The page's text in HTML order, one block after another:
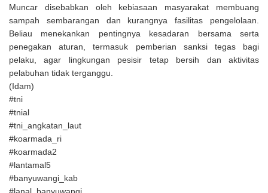
Muncar disebabkan oleh kebiasaan masyarakat membuang
sampah sembarangan dan kurangnya fasilitas pengelolaan.
Beliau menekankan pentingnya kesadaran bersama serta
penegakan aturan, termasuk pemberian sanksi tegas bagi
pelaku, agar lingkungan pesisir tetap bersih dan aktivitas
pelabuhan tidak terganggu.
(Idam)
#tni
#tnial
#tni_angkatan_laut
#koarmada_ri
#koarmada2
#lantamal5
#banyuwangi_kab